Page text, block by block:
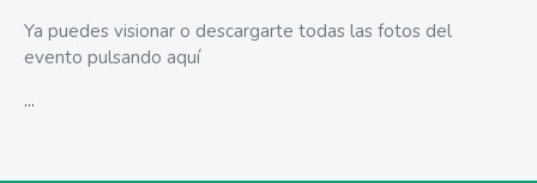
Ya puedes visionar o descargarte todas las fotos del
evento pulsando aquí
...